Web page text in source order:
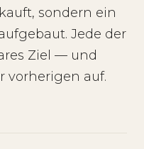
sondern ein
Jede der
Ziel — und
vorherigen auf.